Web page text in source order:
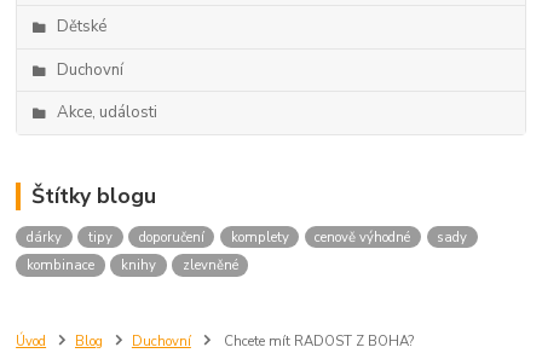
Dětské
Duchovní
Akce, události
Štítky blogu
dárky tipy doporučení komplety cenově výhodné
sady
kombinace
knihy zlevněné
Úvod Blog Duchovní Chcete mít RADOST Z BOHA?